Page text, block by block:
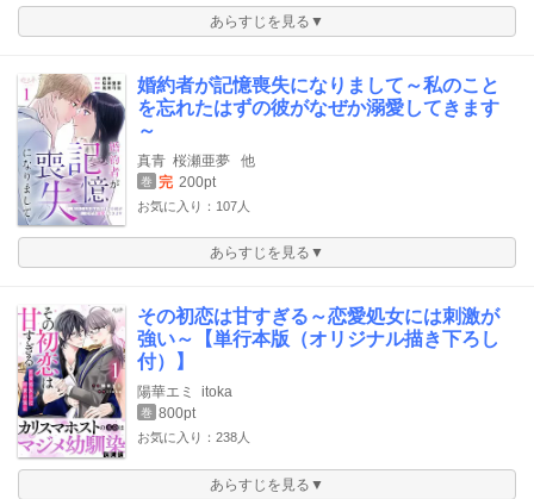
あらすじを見る▼
婚約者が記憶喪失になりまして～私のこと
を忘れたはずの彼がなぜか溺愛してきます
～
真青 桜瀬亜夢 他
巻 完 200pt
お気に入り：107人
あらすじを見る▼
その初恋は甘すぎる～恋愛処女には刺激が
強い～【単行本版（オリジナル描き下ろし
付）】
陽華エミ itoka
巻 800pt
お気に入り：238人
あらすじを見る▼